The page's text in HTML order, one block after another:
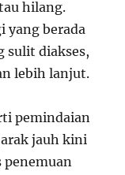
hilang.
yang berada
sulit diakses,
lebih lanjut.
pemindaian
jauh kini
penemuan